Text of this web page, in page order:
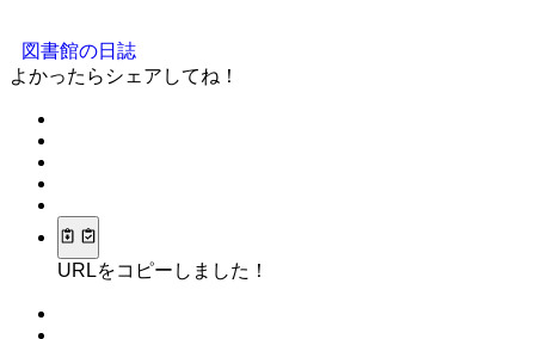
図書館の日誌
よかったらシェアしてね！
URLをコピーしました！